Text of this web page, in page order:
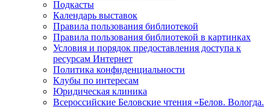
Подкасты
Календарь выставок
Правила пользования библиотекой
Правила пользования библиотекой в картинках
Условия и порядок предоставления доступа к
ресурсам Интернет
Политика конфиденциальности
Клубы по интересам
Юридическая клиника
Всероссийские Беловские чтения «Белов. Вологда.